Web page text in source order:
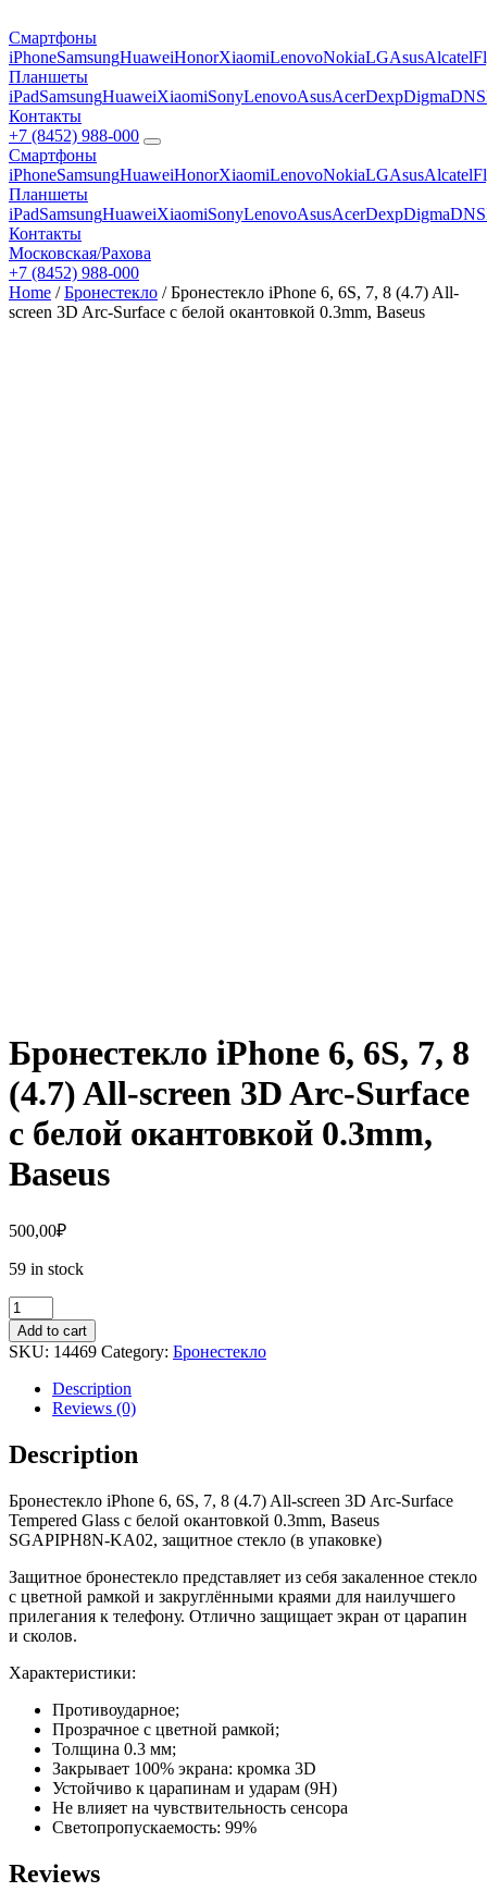
Смартфоны
iPhoneSamsungHuaweiHonorXiaomiLenovoNokiaLGAsusAlcatel
Планшеты
iPadSamsungHuaweiXiaomiSonyLenovoAsusAcerDexpDigmaDNS
Контакты
+7 (8452) 988-000
Смартфоны
iPhoneSamsungHuaweiHonorXiaomiLenovoNokiaLGAsusAlcatel
Планшеты
iPadSamsungHuaweiXiaomiSonyLenovoAsusAcerDexpDigmaDNS
Контакты
Московская/Рахова
+7 (8452) 988-000
Home /Бронестекло / Бронестекло iPhone 6, 6S, 7, 8 (4.7) All-
screen 3D Arc-Surface с белой окантовкой 0.3mm, Baseus
Бронестекло iPhone 6, 6S, 7, 8
(4.7) All-screen 3D Arc-Surface
с белой окантовкой 0.3mm,
Baseus
500,00₽
59 in stock
Бронестекло
iPhone
6,
6S,
All-
screen
Arc-
Surface
с
окантовкой
0.3mm,
Baseus
quantity
Add to cart
SKU: 14469 Category: Бронестекло
Description
Reviews (0)
Description
Бронестекло iPhone 6, 6S, 7, 8 (4.7) All-screen 3D Arc-Surface
Tempered Glass с белой окантовкой 0.3mm, Baseus
SGAPIPH8N-KA02, защитное стекло (в упаковке)
Защитное бронестекло представляет из себя закаленное стекло
с цветной рамкой и закруглёнными краями для наилучшего
прилегания к телефону. Отлично защищает экран от царапин
и сколов.
Характеристики:
Противоударное;
Прозрачное с цветной рамкой;
Толщина 0.3 мм;
Закрывает 100% экрана: кромка 3D
Устойчиво к царапинам и ударам (9H)
Не влияет на чувствительность сенсора
Светопропускаемость: 99%
Reviews